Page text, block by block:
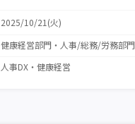
2025/10/21(火)
健康経営部門 人事/総務/労務部門
人事DX 健康経営